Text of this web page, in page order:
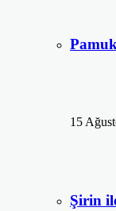
15
Şirin